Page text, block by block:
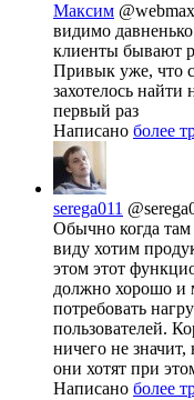
Максим
видимо
клиенты бывают
Привык уже, что
захотелось найти
первый раз
Написано более
serega011
Обычно когда
виду хотим
этом этот
должно хорошо и
потребовать
пользователей.
ничего не
они хотят при
Написано более